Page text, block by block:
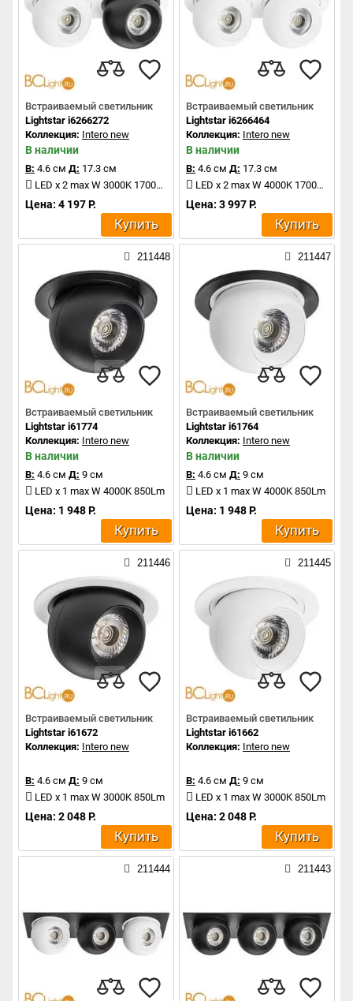
Встраиваемый светильник
Lightstar i6266272
Коллекция: Intero new
В наличии
В: 4.6 см Д: 17.3 см
LED x 2 max W 3000K 1700Lm
Цена: 4 197 Р.
Купить
Встраиваемый светильник
Lightstar i6266464
Коллекция: Intero new
В наличии
В: 4.6 см Д: 17.3 см
LED x 2 max W 4000K 1700Lm
Цена: 3 997 Р.
Купить
211448
Встраиваемый светильник
Lightstar i61774
Коллекция: Intero new
В наличии
В: 4.6 см Д: 9 см
LED x 1 max W 4000K 850Lm
Цена: 1 948 Р.
Купить
211447
Встраиваемый светильник
Lightstar i61764
Коллекция: Intero new
В наличии
В: 4.6 см Д: 9 см
LED x 1 max W 4000K 850Lm
Цена: 1 948 Р.
Купить
211446
Встраиваемый светильник
Lightstar i61672
Коллекция: Intero new
В: 4.6 см Д: 9 см
LED x 1 max W 3000K 850Lm
Цена: 2 048 Р.
Купить
211445
Встраиваемый светильник
Lightstar i61662
Коллекция: Intero new
В: 4.6 см Д: 9 см
LED x 1 max W 3000K 850Lm
Цена: 2 048 Р.
Купить
211444 211443